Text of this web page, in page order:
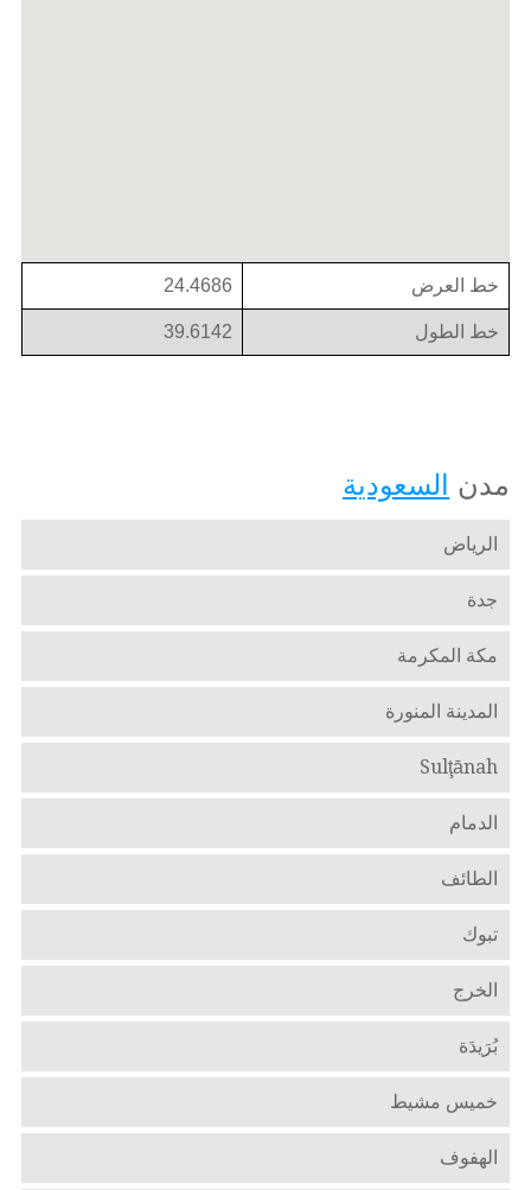
خط العرض 24.4686
خط الطول 39.6142
مدن السعودية
الرياض
جدة
مكة المكرمة
المدينة المنورة
Sulţānah
الدمام
الطائف
تبوك
الخرج
بُرَيدَة
خميس مشيط
الهفوف